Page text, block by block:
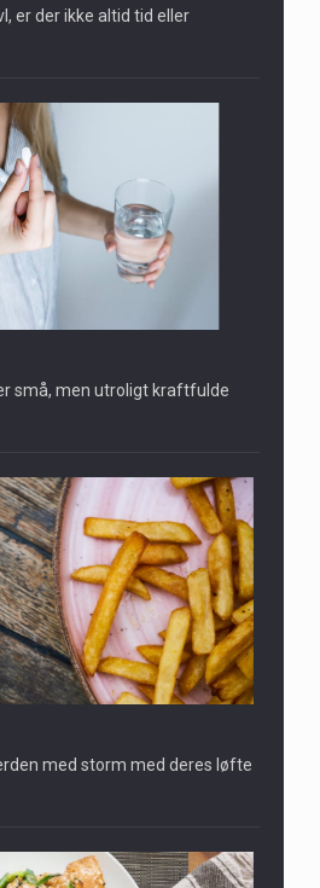
er der ikke altid tid eller
små, men utroligt kraftfulde
med storm med deres løfte